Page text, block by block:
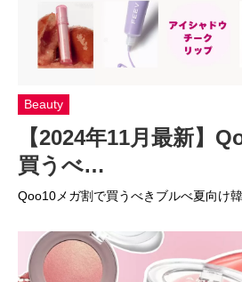
Beauty
【2024年11月最新】
買うべ…
Qoo10メガ割で買うべきブルべ夏向け